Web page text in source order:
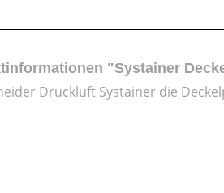
"Systainer
Druckluft Systainer die